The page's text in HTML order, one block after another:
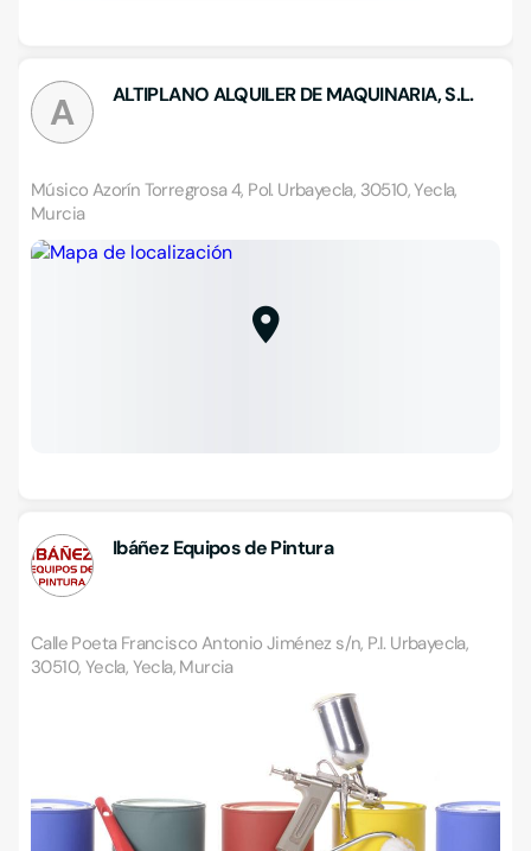
A ALTIPLANO ALQUILER DE MAQUINARIA, S.L.
Músico Azorín Torregrosa 4, Pol. Urbayecla, 30510, Yecla,
Murcia
Ibáñez Equipos de Pintura
Calle Poeta Francisco Antonio Jiménez s/n, P.I. Urbayecla,
30510, Yecla, Yecla, Murcia